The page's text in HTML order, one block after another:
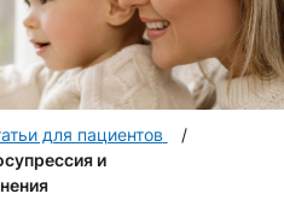
для пациентов
и